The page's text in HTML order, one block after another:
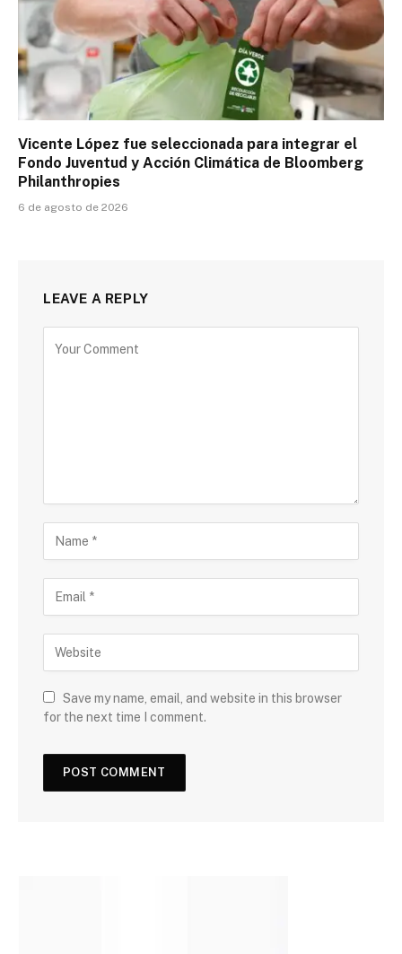
Vicente López fue seleccionada para integrar el
Fondo Juventud y Acción Climática de Bloomberg
Philanthropies
6 de agosto de 2026
LEAVE A REPLY
Save my name, email, and website in this browser
for the next time I comment.